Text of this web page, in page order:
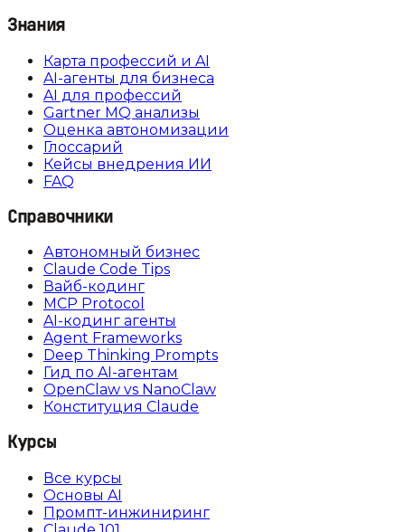
Знания
Карта профессий и AI
AI-агенты для бизнеса
AI для профессий
Gartner MQ анализы
Оценка автономизации
Глоссарий
Кейсы внедрения ИИ
FAQ
Справочники
Автономный бизнес
Claude Code Tips
Вайб-кодинг
MCP Protocol
AI-кодинг агенты
Agent Frameworks
Deep Thinking Prompts
Гид по AI-агентам
OpenClaw vs NanoClaw
Конституция Claude
Курсы
Все курсы
Основы AI
Промпт-инжиниринг